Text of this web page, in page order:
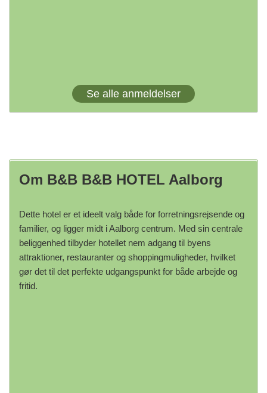
Se alle anmeldelser
Om B&B B&B HOTEL Aalborg
Dette hotel er et ideelt valg både for forretningsrejsende og
familier, og ligger midt i Aalborg centrum. Med sin centrale
beliggenhed tilbyder hotellet nem adgang til byens
attraktioner, restauranter og shoppingmuligheder, hvilket
gør det til det perfekte udgangspunkt for både arbejde og
fritid.